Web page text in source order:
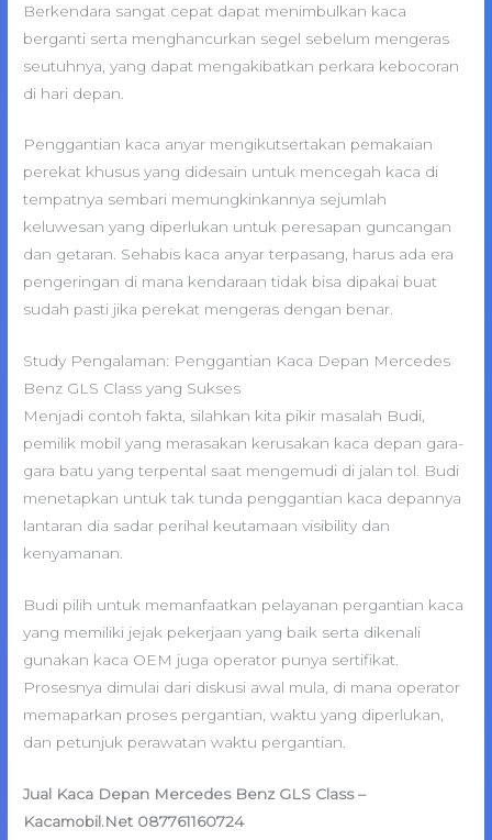
Berkendara sangat cepat dapat menimbulkan kaca
berganti serta menghancurkan segel sebelum mengeras
seutuhnya, yang dapat mengakibatkan perkara kebocoran
di hari depan.
Penggantian kaca anyar mengikutsertakan pemakaian
perekat khusus yang didesain untuk mencegah kaca di
tempatnya sembari memungkinkannya sejumlah
keluwesan yang diperlukan untuk peresapan guncangan
dan getaran. Sehabis kaca anyar terpasang, harus ada era
pengeringan di mana kendaraan tidak bisa dipakai buat
sudah pasti jika perekat mengeras dengan benar.
Study Pengalaman: Penggantian Kaca Depan Mercedes
Benz GLS Class yang Sukses
Menjadi contoh fakta, silahkan kita pikir masalah Budi,
pemilik mobil yang merasakan kerusakan kaca depan gara-
gara batu yang terpental saat mengemudi di jalan tol. Budi
menetapkan untuk tak tunda penggantian kaca depannya
lantaran dia sadar perihal keutamaan visibility dan
kenyamanan.
Budi pilih untuk memanfaatkan pelayanan pergantian kaca
yang memiliki jejak pekerjaan yang baik serta dikenali
gunakan kaca OEM juga operator punya sertifikat.
Prosesnya dimulai dari diskusi awal mula, di mana operator
memaparkan proses pergantian, waktu yang diperlukan,
dan petunjuk perawatan waktu pergantian.
Jual Kaca Depan Mercedes Benz GLS Class –
Kacamobil.Net 087761160724